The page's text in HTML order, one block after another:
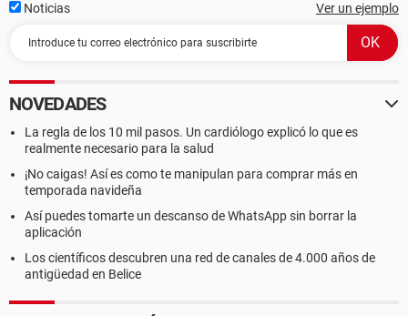
Noticias Ver un ejemplo
NOVEDADES
La regla de los 10 mil pasos. Un cardiólogo explicó lo que es
realmente necesario para la salud
¡No caigas! Así es como te manipulan para comprar más en
temporada navideña
Así puedes tomarte un descanso de WhatsApp sin borrar la
aplicación
Los científicos descubren una red de canales de 4.000 años de
antigüedad en Belice